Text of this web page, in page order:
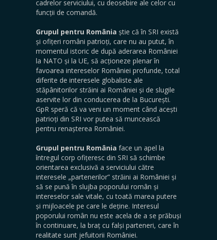
cadrelor serviciului, cu deosebire ale celor cu
funcții de comandă.
Grupul pentru România știe că în SRI există
și ofițeri români patrioți, care nu au putut, în
momentul istoric de după aderarea României
la NATO și la UE, să acționeze plenar în
favoarea intereselor României profunde, total
diferite de interesele globaliste ale
stăpânitorilor străini ai României și de slugile
aservite lor din conducerea de la București.
GpR speră că va veni un moment când acești
patrioți din SRI vor putea să muncească
pentru renașterea României.
Grupul pentru România face un apel la
întregul corp ofițeresc din SRI să schimbe
orientarea exclusivă a serviciului către
interesele „partenerilor” străini ai României și
să se pună în slujba poporului român și
intereselor sale vitale, cu toată marea putere
și mijloacele pe care le deține. Interesul
poporului român nu este acela de a se prăbuși
în continuare, la braț cu falși parteneri, care în
realitate sunt jefuitorii României.